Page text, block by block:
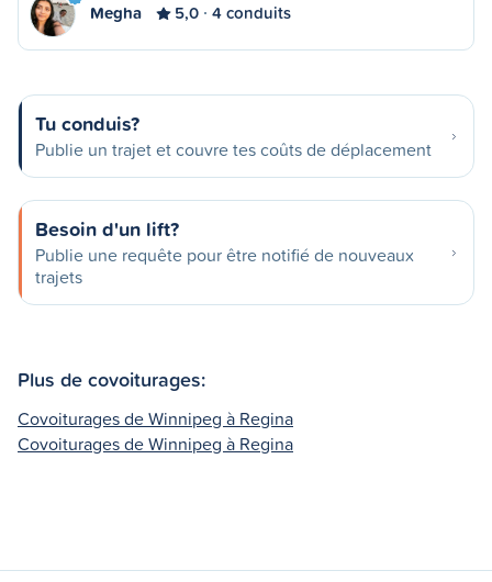
Megha 5,0 4 conduits
Tu conduis?
Publie un trajet et couvre tes coûts de déplacement
Besoin d'un lift?
Publie une requête pour être notifié de nouveaux
trajets
Plus de covoiturages:
Covoiturages de Winnipeg à Regina
Covoiturages de Winnipeg à Regina